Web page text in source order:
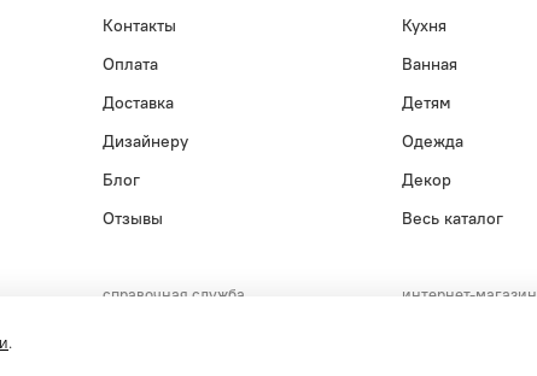
Контакты
Оплата
Доставка
Дизайнеру
Блог
Отзывы
Кухня
Ванная
Детям
Одежда
Декор
Весь каталог
справочная служба интернет-магазин
.